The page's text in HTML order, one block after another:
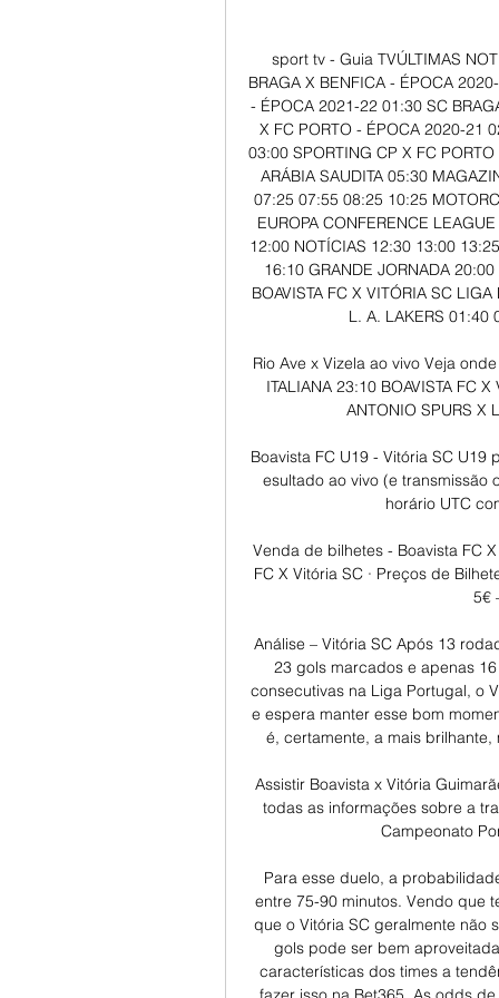
sport tv - Guia TVÚLTIMAS
BRAGA X BENFICA - ÉPOCA
- ÉPOCA 2021-22 01:30 SC
X FC PORTO - ÉPOCA 2020-21
03:00 SPORTING CP X FC
ARÁBIA SAUDITA 05:30
07:25 07:55 08:25 10:25
EUROPA CONFERENCE
12:00 NOTÍCIAS 12:30 13:00
16:10 GRANDE JORNADA
BOAVISTA FC X VITÓRIA SC
L. A. LAKERS 01:40
Rio Ave x Vizela ao vivo Veja
ITALIANA 23:10 BOAVISTA FC
ANTONIO SPURS X
Boavista FC U19 - Vitória SC U19
esultado ao vivo (e
horário UTC
Venda de bilhetes - Boavista FC
FC X Vitória SC · Preços de
5€
Análise – Vitória SC Após 13
23 gols marcados e apenas
consecutivas na Liga Portugal, o
e espera manter esse bom
é, certamente, a mais
Assistir Boavista x Vitória
todas as informações sobre a
Campeonato
Para esse duelo, a
entre 75-90 minutos. Vendo que
que o Vitória SC geralmente não
gols pode ser bem
características dos times a